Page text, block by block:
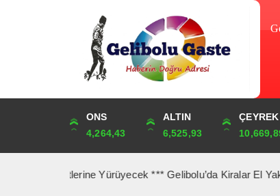
DOLAR
47,5912
EURO
55,0468
STERLİN
64,2745
ONS
4,264,43
ALTIN
6,525,93
ÇEYREK
Şehitlerine Yürüyecek *** Gelibolu’da Kiralar El